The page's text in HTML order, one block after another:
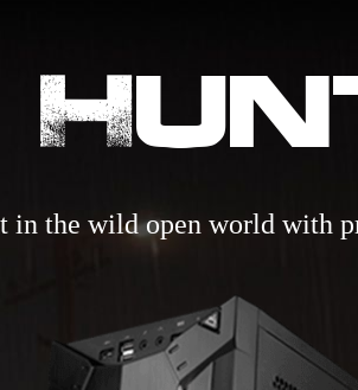
ง
in the wild open world with